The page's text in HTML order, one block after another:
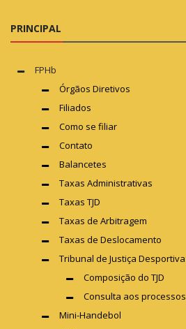
PRINCIPAL
FPHb
Órgãos Diretivos
Filiados
Como se filiar
Contato
Balancetes
Taxas Administrativas
Taxas TJD
Taxas de Arbitragem
Taxas de Deslocamento
Tribunal de Justiça Desportiva
Composição do TJD
Consulta aos processos
Mini-Handebol